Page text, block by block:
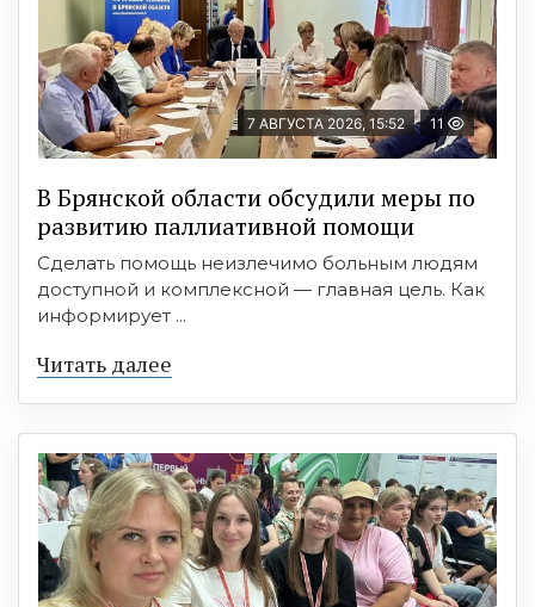
7 АВГУСТА 2026, 15:52 11
В Брянской области обсудили меры по
развитию паллиативной помощи
Сделать помощь неизлечимо больным людям
доступной и комплексной — главная цель. Как
информирует ...
Читать далее